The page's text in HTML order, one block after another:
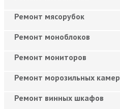
Ремонт мясорубок
Ремонт моноблоков
Ремонт мониторов
Ремонт морозильных камер
Ремонт винных шкафов